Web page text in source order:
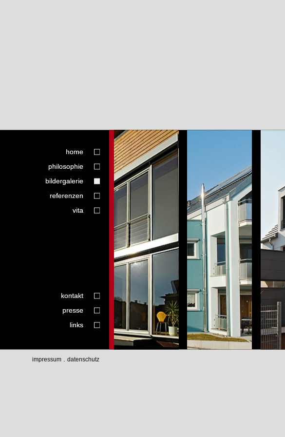
home
philosophie
bildergalerie
referenzen
vita
kontakt
presse
links
impressum . datenschutz